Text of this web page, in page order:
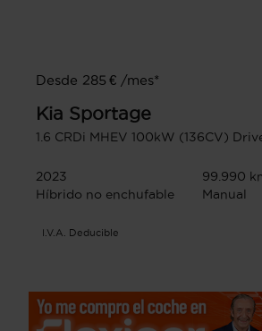
Desde 285 € /mes*
Kia Sportage
1.6 CRDi MHEV 100kW (136CV)
2023
99.990
Híbrido no enchufable
Manual
I.V.A. Deducible